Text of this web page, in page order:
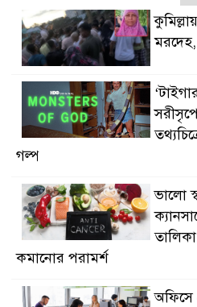
গল্প
ভালো
কমানোর পরামর্শ